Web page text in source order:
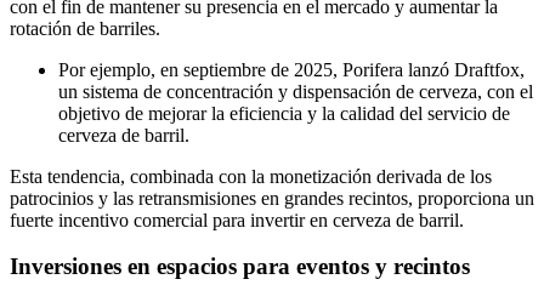
con el fin de mantener su presencia en el mercado y aumentar la
rotación de barriles.
Por ejemplo, en septiembre de 2025, Porifera lanzó Draftfox,
un sistema de concentración y dispensación de cerveza, con el
objetivo de mejorar la eficiencia y la calidad del servicio de
cerveza de barril.
Esta tendencia, combinada con la monetización derivada de los
patrocinios y las retransmisiones en grandes recintos, proporciona un
fuerte incentivo comercial para invertir en cerveza de barril.
Inversiones en espacios para eventos y recintos